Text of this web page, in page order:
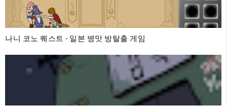
나니 코노 퀘스트 - 일본 병맛 방탈출 게임